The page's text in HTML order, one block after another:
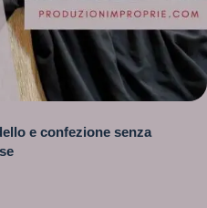
e confezione senza